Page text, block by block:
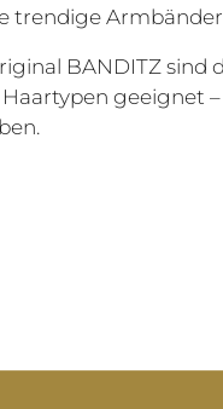
trendige
BANDITZ sind
geeignet